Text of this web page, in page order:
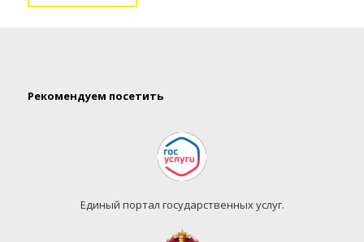
Рекомендуем посетить
Единый портал государственных услуг.